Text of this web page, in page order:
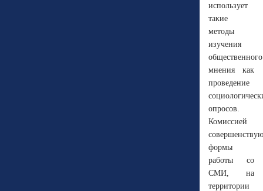
использует
такие
методы
изучения
общественного
мнения как
проведение
опросов.
Комиссией
формы
работы со
СМИ, на
территории